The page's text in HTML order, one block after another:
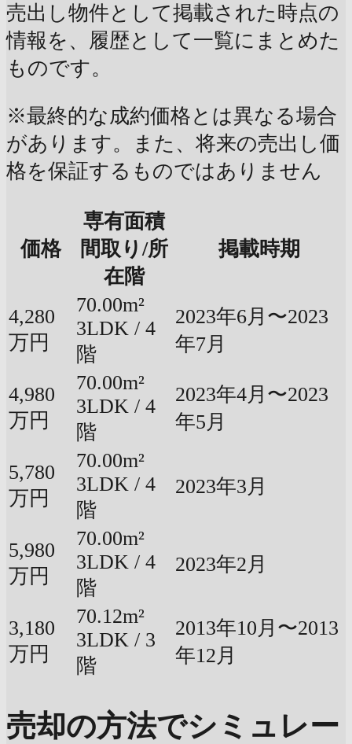
売出し物件として掲載された時点の
情報を、履歴として一覧にまとめた
ものです。
※最終的な成約価格とは異なる場合
があります。また、将来の売出し価
格を保証するものではありません
価格
専有面積
間取り/所
在階
掲載時期
4,280
万円
70.00m²
3LDK / 4
階
2023年6月〜2023
年7月
4,980
万円
70.00m²
3LDK / 4
階
2023年4月〜2023
年5月
5,780
万円
70.00m²
3LDK / 4
階
2023年3月
5,980
万円
70.00m²
3LDK / 4
階
2023年2月
3,180
万円
70.12m²
3LDK / 3
階
2013年10月〜2013
年12月
売却の方法でシミュレー